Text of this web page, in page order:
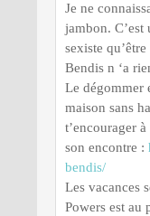
Je ne
jambon.
sexiste
Bendis n ‘a
Le dégommer
maison sans
t’encourager
son encontre :
bendis/
Les vacances
Powers est au